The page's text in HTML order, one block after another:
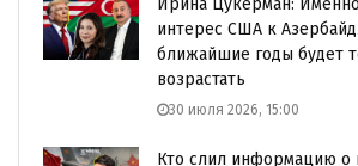
Ирина Цукерман:
интерес США к
ближайшие годы будет
возрастать
30 июля 2026, 15:00
Кто слил информацию о